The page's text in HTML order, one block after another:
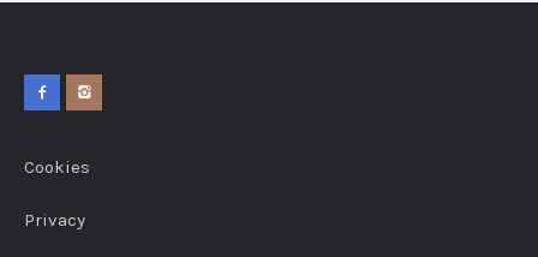
Cookies
Privacy